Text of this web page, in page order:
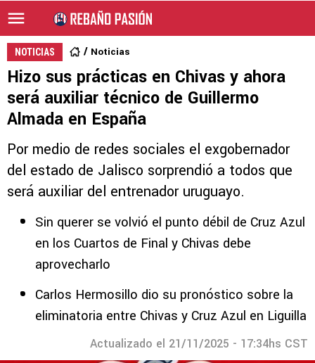
NOTICIAS Noticias
Hizo sus prácticas en Chivas y ahora
será auxiliar técnico de Guillermo
Almada en España
Por medio de redes sociales el exgobernador
del estado de Jalisco sorprendió a todos que
será auxiliar del entrenador uruguayo.
Sin querer se volvió el punto débil de Cruz Azul
en los Cuartos de Final y Chivas debe
aprovecharlo
Carlos Hermosillo dio su pronóstico sobre la
eliminatoria entre Chivas y Cruz Azul en Liguilla
Actualizado el 21/11/2025 - 17:34hs CST